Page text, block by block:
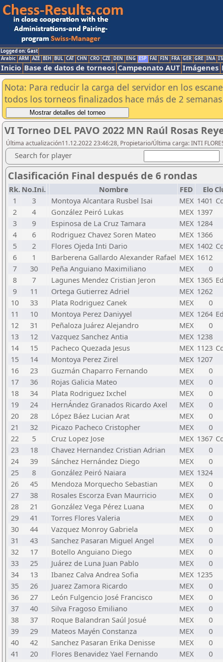
Logged on: Gast
Arabic ARM AZE BIH BUL CAT CHN CRO CZE DEN ENG ESP FAI FIN FRA GER GRE INA
Inicio Base de datos de torneos Campeonato AUT Imágenes
Nota: Para reducir la carga del servidor en los
todos los torneos finalizados hace más de 2
VI Torneo DEL PAVO 2022 MN Raúl Rosas
Última actualización11.12.2022 23:46:28, Propietario/Última carga: INTI
Search for player
Clasificación Final después de 6 rondas
Rk. No.Ini. Nombre FED Elo
1
3 Montoya Alcantara Rusbel Isai MEX 1401
2
4 González Peiró Lukas MEX 1397
3
9 Espinosa de La Cruz Tamara MEX 1284
4
6 Rodriguez Chavez Soren Mateo MEX 1366
5
2 Flores Ojeda Inti Dario MEX 1402
6
1 Barberena Gallardo Alexander Rafael MEX 1612
7
30 Peña Anguiano Maximiliano MEX 0
8
7 Lagunes Mendez Cristian Jeron MEX 1365
9
11 Ortega Gutierrez Adriel MEX 1262
10
33 Plata Rodriguez Canek MEX 0
11
10 Montoya Perez Daniyyel MEX 1264
12
31 Peñaloza Juárez Alejandro MEX 0
13
12 Vazquez Sanchez Antia MEX 1238
14
15 Pacheco Quezada Jesus MEX 1123
15
14 Montoya Perez Zirel MEX 1207
16
23 Guzmán Chaparro Fernando MEX 0
17
36 Rojas Galicia Mateo MEX 0
18
34 Plata Rodriguez Ixchel MEX 0
19
24 HernÁndez Granados Ricardo Axel MEX 0
20
28 López Báez Lucian Arat MEX 0
21
32 Picazo Pacheco Cristopher MEX 0
22
5 Cruz Lopez Jose MEX 1367
23
18 Chavez Hernandez Cristian Adrian MEX 0
24
39 Sánchez Hernández Diego MEX 0
25
8 González Peiró Naiara MEX 1324
26
45 Mendoza Morquecho Sebastian MEX 0
27
38 Rosales Escorza Evan Maurricio MEX 0
28
21 González Vega Pérez Luana MEX 0
29
41 Torres Flores Valeria MEX 0
30
44 Vazquez Monroy Gabriela MEX 0
31
43 Sanchez Pasaran Miguel Angel MEX 0
32
17 Botello Anguiano Diego MEX 0
33
25 Juárez de Luna Juan Pablo MEX 0
34
13 Ibanez Calva Andrea Sofia MEX 1235
35
26 Juarez Zamora Ricardo MEX 0
36
27 León Fulgencio José Francisco MEX 0
37
40 Silva Fragoso Emiliano MEX 0
38
37 Roque Balandran Saúl Josué MEX 0
39
29 Mateos Mayén Constanza MEX 0
40
42 Sanchez Pasaran Erika Denisse MEX 0
41
20 Flores Benavidez Yael Fernando MEX 0